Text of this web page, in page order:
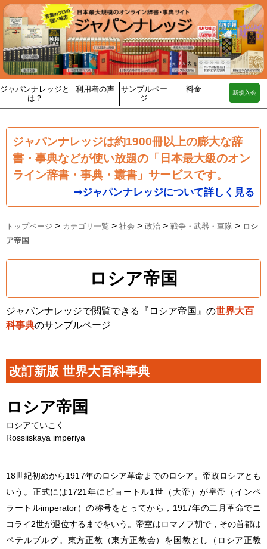
ジャパンナレッジと
は？
利用者の声
サンプルペー
ジ
料金 新規入会
ジャパンナレッジは約1900冊以上の膨大な辞
書・事典などが使い放題の「日本最大級のオン
ライン辞書・事典・叢書」サービスです。
➞ジャパンナレッジについて詳しく見る
トップページ > カテゴリ一覧 > 社会 > 政治 > 戦争・武器・軍隊 > ロシ
ア帝国
ロシア帝国
ジャパンナレッジで閲覧できる『ロシア帝国』の世界大百
科事典のサンプルページ
改訂新版 世界大百科事典
ロシア帝国
ロシアていこく
Rossiiskaya imperiya
18世紀初めから1917年のロシア革命までのロシア。帝政ロシアとも
いう。正式には1721年にピョートル1世（大帝）が皇帝（インペ
ラートルimperator）の称号をとってから，1917年の二月革命でニ
コライ2世が退位するまでをいう。帝室はロマノフ朝で，その首都は
ペテルブルグ。東方正教（東方正教会）を国教とし（ロシア正教